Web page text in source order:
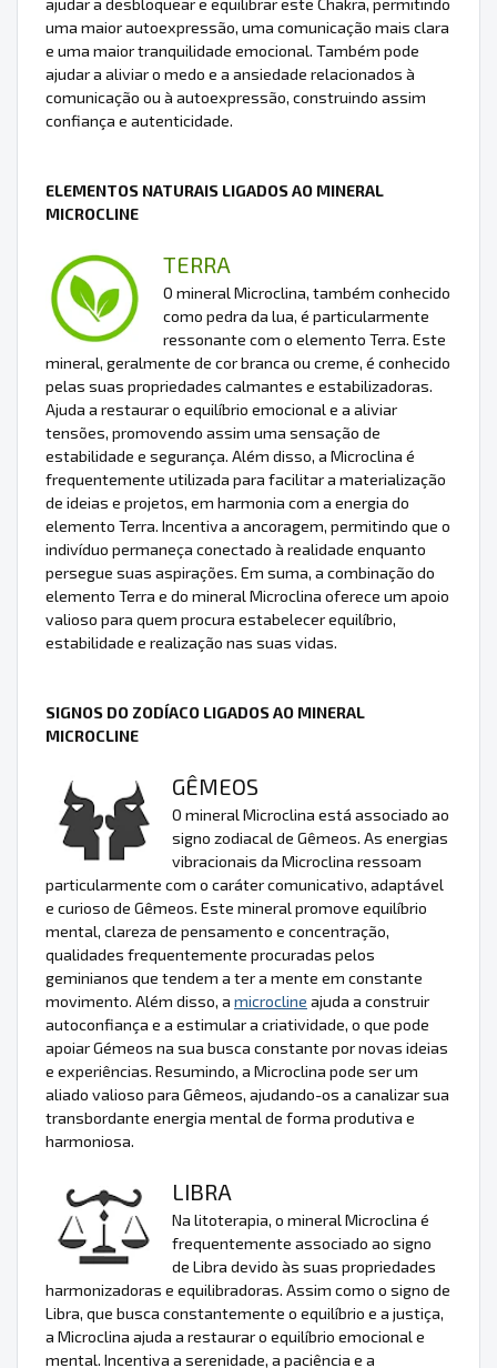
ajudar a desbloquear e equilibrar este Chakra, permitindo
uma maior autoexpressão, uma comunicação mais clara
e uma maior tranquilidade emocional. Também pode
ajudar a aliviar o medo e a ansiedade relacionados à
comunicação ou à autoexpressão, construindo assim
confiança e autenticidade.
ELEMENTOS NATURAIS LIGADOS AO MINERAL
MICROCLINE
TERRA
O mineral Microclina, também conhecido
como pedra da lua, é particularmente
ressonante com o elemento Terra. Este
mineral, geralmente de cor branca ou creme, é conhecido
pelas suas propriedades calmantes e estabilizadoras.
Ajuda a restaurar o equilíbrio emocional e a aliviar
tensões, promovendo assim uma sensação de
estabilidade e segurança. Além disso, a Microclina é
frequentemente utilizada para facilitar a materialização
de ideias e projetos, em harmonia com a energia do
elemento Terra. Incentiva a ancoragem, permitindo que o
indivíduo permaneça conectado à realidade enquanto
persegue suas aspirações. Em suma, a combinação do
elemento Terra e do mineral Microclina oferece um apoio
valioso para quem procura estabelecer equilíbrio,
estabilidade e realização nas suas vidas.
SIGNOS DO ZODÍACO LIGADOS AO MINERAL
MICROCLINE
GÊMEOS
O mineral Microclina está associado ao
signo zodiacal de Gêmeos. As energias
vibracionais da Microclina ressoam
particularmente com o caráter comunicativo, adaptável
e curioso de Gêmeos. Este mineral promove equilíbrio
mental, clareza de pensamento e concentração,
qualidades frequentemente procuradas pelos
geminianos que tendem a ter a mente em constante
movimento. Além disso, a microcline ajuda a construir
autoconfiança e a estimular a criatividade, o que pode
apoiar Gémeos na sua busca constante por novas ideias
e experiências. Resumindo, a Microclina pode ser um
aliado valioso para Gêmeos, ajudando-os a canalizar sua
transbordante energia mental de forma produtiva e
harmoniosa.
LIBRA
Na litoterapia, o mineral Microclina é
frequentemente associado ao signo
de Libra devido às suas propriedades
harmonizadoras e equilibradoras. Assim como o signo de
Libra, que busca constantemente o equilíbrio e a justiça,
a Microclina ajuda a restaurar o equilíbrio emocional e
mental. Incentiva a serenidade, a paciência e a